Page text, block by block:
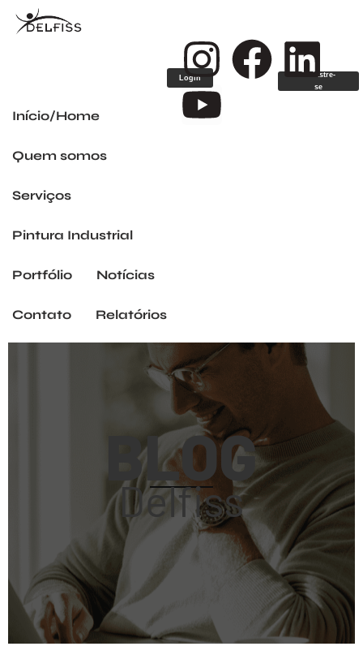
Login
Cadastre-
se
Início/Home
Quem somos
Serviços
Pintura Industrial
Portfólio Notícias
Contato Relatórios
BLOG
Delfiss